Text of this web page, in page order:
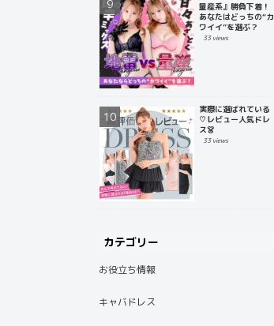
量産系』勝負下着！
あなたはどっちの“カ
ワイイ”を選ぶ？
33 views
実際に選ばれている
♡レビュー人気ドレ
ス👗
33 views
カテゴリー
お役立ち情報
キャバドレス